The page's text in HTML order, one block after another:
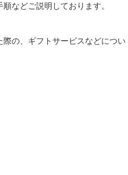
などご説明しております。
の、ギフトサービスなどについ